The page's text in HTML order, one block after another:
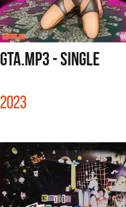
GTA.MP3 - SINGLE
2023